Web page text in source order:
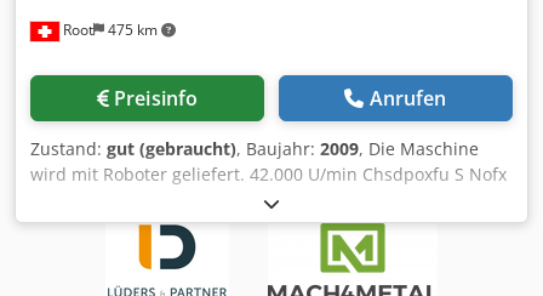
Root 475 km
Preisinfo Anrufen
Zustand: gut (gebraucht), Baujahr: 2009, Die Maschine
wird mit Roboter geliefert. 42.000 U/min Chsdpoxfu S Nofx